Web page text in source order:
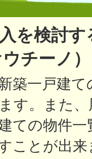
を検討
チーノ
築一戸建
す。また
ての物件
ことが出来